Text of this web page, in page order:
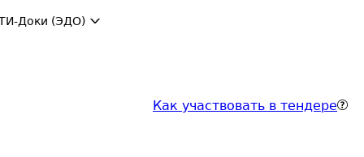
Доки (ЭДО)
Как участвовать в тендере